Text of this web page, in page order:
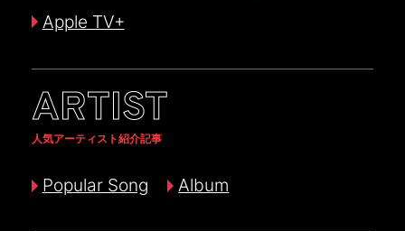
Apple TV+
ARTIST
人気アーティスト紹介記事
Popular Song Album